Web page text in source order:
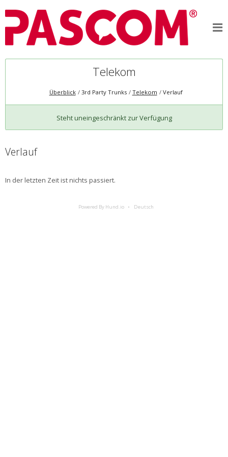
Telekom
Überblick 3rd Party Trunks Telekom Verlauf
Steht uneingeschränkt zur Verfügung
Verlauf
In der letzten Zeit ist nichts passiert.
Powered By Hund.io Deutsch